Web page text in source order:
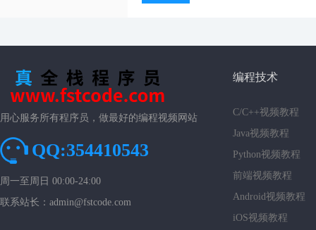
用心服务所有程序员，做最好的编程视频网站
QQ:354410543
周一至周日 00:00-24:00
联系站长：admin@fstcode.com
编程技术
C/C++视频教程
Java视频教程
Python视频教程
前端视频教程
Android视频教程
iOS视频教程